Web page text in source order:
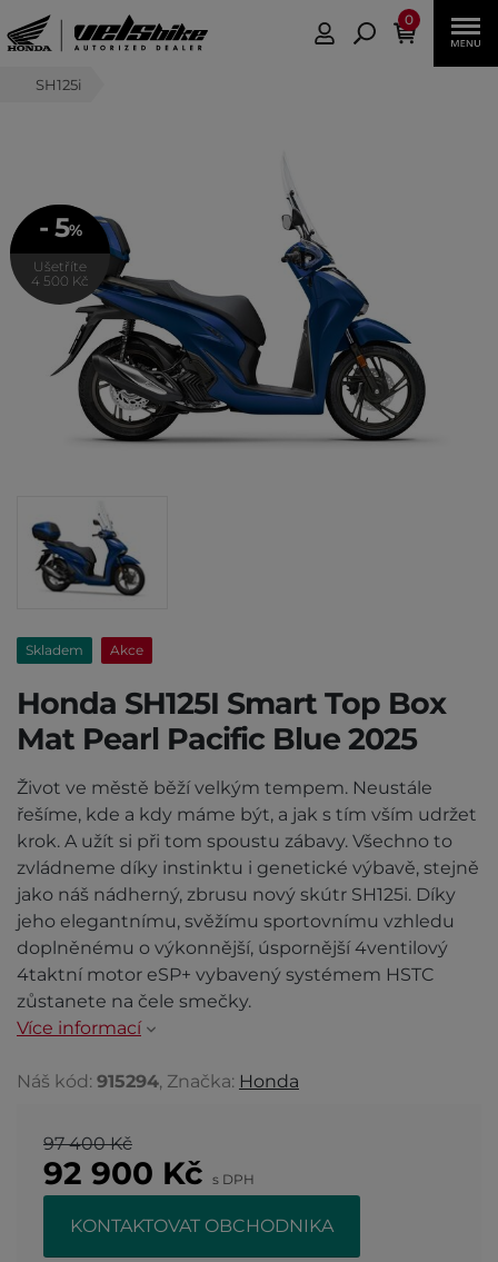
0
SH125i
- 5%
Ušetříte
4 500 Kč
Skladem Akce
Honda SH125I Smart Top Box
Mat Pearl Pacific Blue 2025
Život ve městě běží velkým tempem. Neustále
řešíme, kde a kdy máme být, a jak s tím vším udržet
krok. A užít si při tom spoustu zábavy. Všechno to
zvládneme díky instinktu i genetické výbavě, stejně
jako náš nádherný, zbrusu nový skútr SH125i. Díky
jeho elegantnímu, svěžímu sportovnímu vzhledu
doplněnému o výkonnější, úspornější 4ventilový
4taktní motor eSP+ vybavený systémem HSTC
zůstanete na čele smečky.
Více informací
Náš kód: 915294, Značka: Honda
97 400 Kč
92 900 Kč s DPH
KONTAKTOVAT OBCHODNIKA